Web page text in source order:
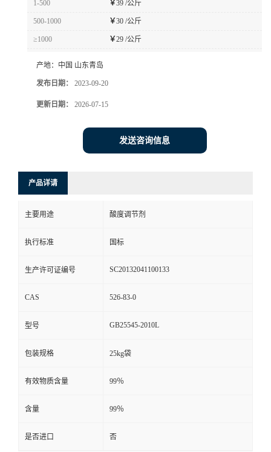
1-500 ￥39 /公斤
500-1000 ￥30 /公斤
≥1000 ￥29 /公斤
产地： 中国 山东青岛
发布日期： 2023-09-20
更新日期： 2026-07-15
发送咨询信息
产品详请
主要用途 酸度调节剂
执行标准 国标
生产许可证编号 SC20132041100133
CAS 526-83-0
型号 GB25545-2010L
包装规格 25kg袋
有效物质含量 99％
含量 99％
是否进口 否